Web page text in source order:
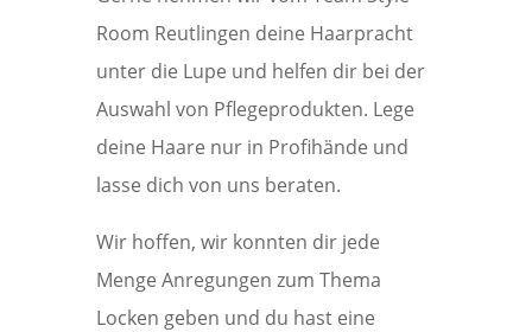
Room Reutlingen deine Haarpracht
unter die Lupe und helfen dir bei der
Auswahl von Pflegeprodukten. Lege
deine Haare nur in Profihände und
lasse dich von uns beraten.
Wir hoffen, wir konnten dir jede
Menge Anregungen zum Thema
Locken geben und du hast eine